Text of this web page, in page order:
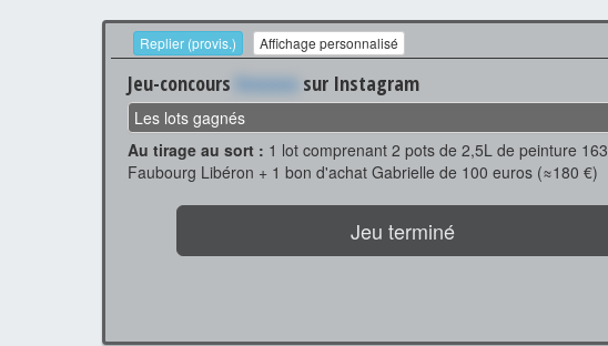
Replier (provis.) Affichage personnalisé
Jeu-concours Xxxxxxx sur Instagram
Les lots gagnés
Au tirage au sort : 1 lot comprenant 2 pots de 2,5L de peinture 163
Faubourg Libéron + 1 bon d'achat Gabrielle de 100 euros (≈180 €)
Jeu terminé